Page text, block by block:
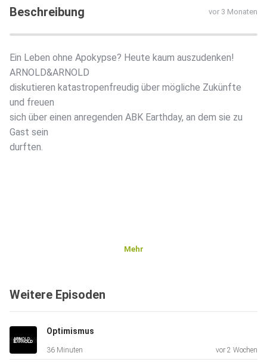
Beschreibung vor 3 Monaten
Ein Leben ohne Apokypse? Heute kaum auszudenken!
ARNOLD&ARNOLD
diskutieren katastropenfreudig über mögliche Zukünfte
und freuen
sich über einen anregenden ABK Earthday, an dem sie zu
Gast sein
durften.
Mehr
Weitere Episoden
Optimismus
36 Minuten vor 2 Wochen